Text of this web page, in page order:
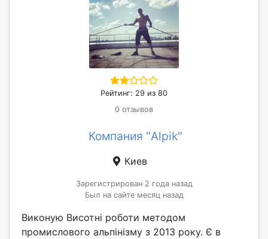
Рейтинг: 29 из 80
0 отзывов
Компания "Alpik"
Киев
Зарегистрирован 2 года назад
Был на сайте месяц назад
Виконую Висотні роботи методом
промислового альпінізму з 2013 року. Є в